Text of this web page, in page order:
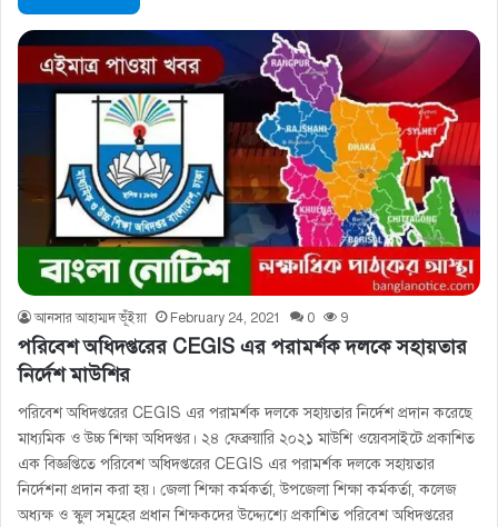
আনসার আহাম্মদ ভূঁইয়া February 24, 2021 0 9
পরিবেশ অধিদপ্তরের CEGIS এর পরামর্শক দলকে সহায়তার
নির্দেশ মাউশির
পরিবেশ অধিদপ্তরের CEGIS এর পরামর্শক দলকে সহায়তার নির্দেশ প্রদান করেছে
মাধ্যমিক ও উচ্চ শিক্ষা অধিদপ্তর। ২৪ ফেব্রুয়ারি ২০২১ মাউশি ওয়েবসাইটে প্রকাশিত
এক বিজ্ঞপ্তিতে পরিবেশ অধিদপ্তরের CEGIS এর পরামর্শক দলকে সহায়তার
নির্দেশনা প্রদান করা হয়। জেলা শিক্ষা কর্মকর্তা, উপজেলা শিক্ষা কর্মকর্তা, কলেজ
অধ্যক্ষ ও স্কুল সমূহের প্রধান শিক্ষকদের উদ্দ্যেশ্যে প্রকাশিত পরিবেশ অধিদপ্তরের